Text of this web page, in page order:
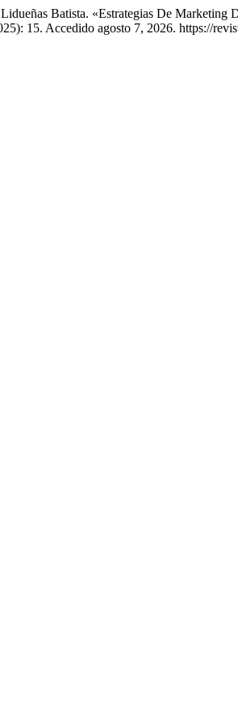
Batista. «Estrategias De
15. Accedido agosto 7, 2026. https://